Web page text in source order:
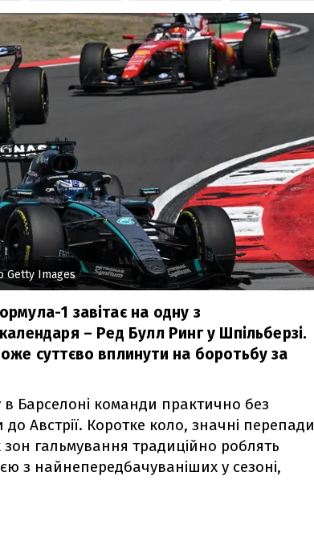
Getty Images
1 завітає на одну з
– Ред Булл Ринг у Шпільберзі.
суттєво вплинути на боротьбу за
в Барселоні команди практично без
Австрії. Коротке коло, значні перепади
зон гальмування традиційно роблять
з найнепередбачуваніших у сезоні,